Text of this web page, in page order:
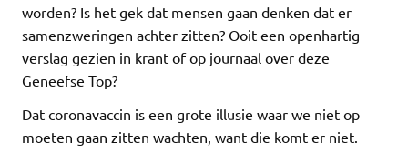
worden? Is het gek dat mensen gaan denken dat er
samenzweringen achter zitten? Ooit een openhartig
verslag gezien in krant of op journaal over deze
Geneefse Top?
Dat coronavaccin is een grote illusie waar we niet op
moeten gaan zitten wachten, want die komt er niet.